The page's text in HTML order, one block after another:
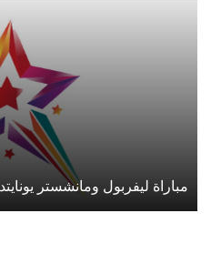
مباراة ليفربول ومانشستر